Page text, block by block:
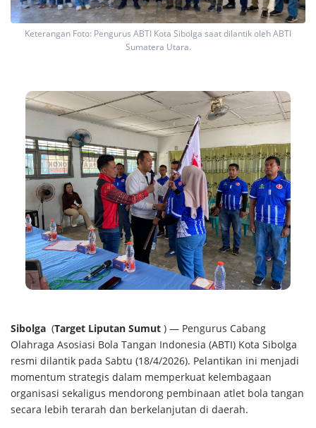
Keterangan Foto: Pengurus ABTI Kota Sibolga saat dilantik oleh ABTI
Sumatera Utara.
Sibolga (Target Liputan Sumut ) — Pengurus Cabang
Olahraga Asosiasi Bola Tangan Indonesia (ABTI) Kota Sibolga
resmi dilantik pada Sabtu (18/4/2026). Pelantikan ini menjadi
momentum strategis dalam memperkuat kelembagaan
organisasi sekaligus mendorong pembinaan atlet bola tangan
secara lebih terarah dan berkelanjutan di daerah.